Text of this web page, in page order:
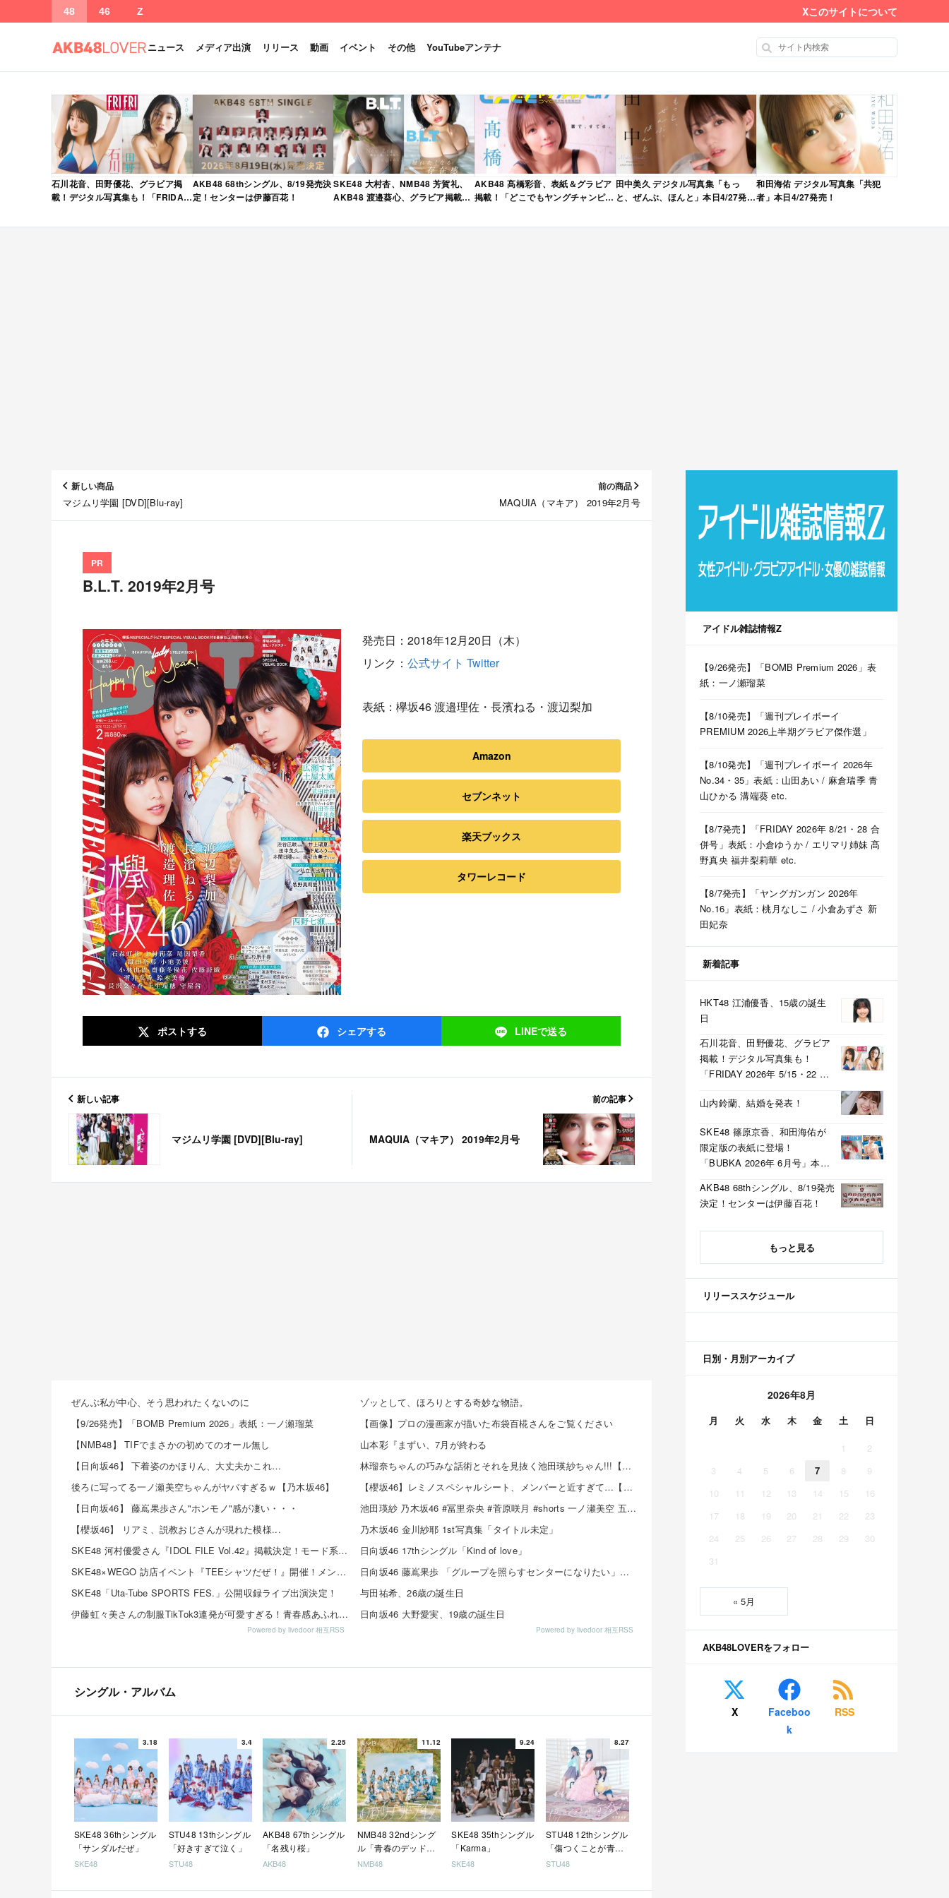
48 46 Z Xこのサイトについて
ニュース メディア出演 リリース 動画 イベント その他 YouTubeアンテナ
石川花音、田野優花、グラビア掲
載！デジタル写真集も！「FRIDAY
発売！
AKB48 68thシングル、8/19発売決
定！センターは伊藤百花！
SKE48 大村杏、NMB48 芳賀礼、
AKB48 渡邉葵心、グラビア掲載！
月号」本日4/28発売！
AKB48 髙橋彩音、表紙＆グラビア
掲載！「どこでもヤングチャンピオ
田中美久 デジタル写真集「もっ
と、ぜんぶ、ほんと」本日4/27発
和田海佑 デジタル写真集「共犯
者」本日4/27発売！
新しい商品
マジムリ学園 [DVD][Blu-ray]
前の商品
MAQUIA（マキア） 2019年2月号
PR
B.L.T. 2019年2月号
発売日：2018年12月20日（木）
リンク：公式サイト Twitter
表紙：欅坂46 渡邉理佐・長濱ねる・渡辺梨加
Amazon
セブンネット
楽天ブックス
タワーレコード
ポストする シェアする LINEで送る
新しい記事
マジムリ学園 [DVD][Blu-ray]
前の記事
MAQUIA（マキア） 2019年2月号
ぜんぶ私が中心、そう思われたくないのに
【9/26発売】「BOMB Premium 2026」表紙：一ノ瀬瑠菜
【NMB48】 TIFでまさかの初めてのオール無し
【日向坂46】 下着姿のかほりん、大丈夫かこれ…
後ろに写ってる一ノ瀬美空ちゃんがヤバすぎるｗ【乃木坂46】
【日向坂46】 藤嶌果歩さん"ホンモノ"感が凄い・・・
【櫻坂46】 リアミ、説教おじさんが現れた模様...
SKE48 河村優愛さん『IDOL FILE Vol.42』掲載決定！モード系ファッションで新たな魅力を披露
SKE48×WEGO 訪店イベント『TEEシャツだぜ！』開催！メンバーが大須店でコーディネート【SNSまとめ】
SKE48「Uta-Tube SPORTS FES.」公開収録ライブ出演決定！
伊藤虹々美さんの制服TikTok3連発が可愛すぎる！青春感あふれるダンス動画に注目✨
Powered by livedoor 相互RSS
ゾッとして、ほろりとする奇妙な物語。
【画像】プロの漫画家が描いた布袋百椛さんをご覧ください
山本彩『まずい、7月が終わる
林瑠奈ちゃんの巧みな話術とそれを見抜く池田瑛紗ちゃん!!!【乃木坂46】
【櫻坂46】レミノスペシャルシート、メンバーと近すぎて…【全国ツアー2026】
池田瑛紗 乃木坂46 #冨里奈央 #菅原咲月 #shorts 一ノ瀬美空 五百城茉央 瀬戸口心月 奥の反応まとめ
乃木坂46 金川紗耶 1st写真集「タイトル未定」
日向坂46 17thシングル「Kind of love」
日向坂46 藤嶌果歩 「グループを照らすセンターになりたい」何倍もキラキラしたかほりんが降臨【坂道の火曜日】
与田祐希、26歳の誕生日
日向坂46 大野愛実、19歳の誕生日
Powered by livedoor 相互RSS
シングル・アルバム
3.18
SKE48 36thシングル
「サンダルだぜ」
SKE48
3.4
STU48 13thシングル
「好きすぎて泣く」
STU48
2.25
AKB48 67thシングル
「名残り桜」
AKB48
11.12
NMB48 32ndシング
ル「青春のデッドラ
イン」
NMB48
9.24
SKE48 35thシングル
「Karma」
SKE48
8.27
STU48 12thシングル
「傷つくことが青春
だ」
STU48
アイドル雑誌情報Z
【9/26発売】「BOMB Premium 2026」表
紙：一ノ瀬瑠菜
【8/10発売】「週刊プレイボーイ
PREMIUM 2026上半期グラビア傑作選」
【8/10発売】「週刊プレイボーイ 2026年
No.34・35」表紙：山田あい / 麻倉瑞季 青
山ひかる 溝端葵 etc.
【8/7発売】「FRIDAY 2026年 8/21・28 合
併号」表紙：小倉ゆうか / エリマリ姉妹 髙
野真央 福井梨莉華 etc.
【8/7発売】「ヤングガンガン 2026年
No.16」表紙：桃月なしこ / 小倉あずさ 新
田妃奈
新着記事
HKT48 江浦優香、15歳の誕生
日
石川花音、田野優花、グラビア
掲載！デジタル写真集も！
「FRIDAY 2026年 5/15・22 合
山内鈴蘭、結婚を発表！
SKE48 篠原京香、和田海佑が
限定版の表紙に登場！
「BUBKA 2026年 6月号」本日
AKB48 68thシングル、8/19発売
決定！センターは伊藤百花！
もっと見る
リリーススケジュール
日別・月別アーカイブ
2026年8月
月 火 水 木 金 土 日
1
2
3
4 5 6 7 8
9
10
11 12 13 14 15
16
17
18 19 20 21 22
23
24
25 26 27 28 29
30
31
« 5月
AKB48LOVERをフォロー
X
Faceboo
k
RSS